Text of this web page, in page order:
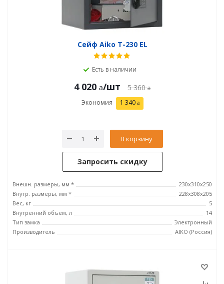
Сейф Aiko T-230 EL
Есть в наличии
4 020 /шт 5 360
Экономия 1 340
В корзину
Запросить скидку
Внешн. размеры, мм *
230x310x250
Внутр. размеры, мм *
228x308x205
Вес, кг
5
Внутренний объем, л
14
Тип замка
Электронный
Производитель
AIKO (Россия)